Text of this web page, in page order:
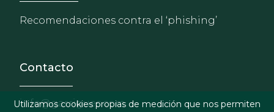
Recomendaciones contra el ‘phishing’
Contacto
info@garrigues.com
Utilizamos cookies propias de medición que nos permiten